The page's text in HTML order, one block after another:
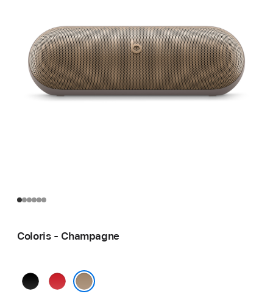
Coloris - Champagne
Noir
Rouge
flamboyant